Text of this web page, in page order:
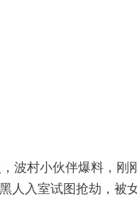
波村小伙伴爆料，刚
人入室试图抢劫，被